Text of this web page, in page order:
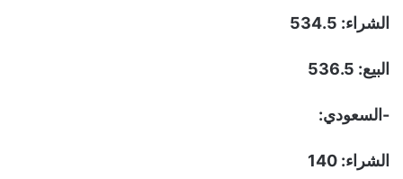
الشراء: 534.5
البيع: 536.5
-السعودي:
الشراء: 140